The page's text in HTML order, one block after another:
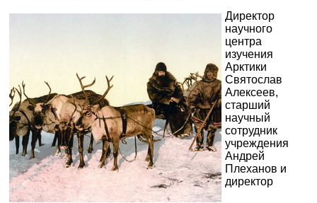
Директор
научного
центра
изучения
Арктики
Святослав
Алексеев,
старший
научный
сотрудник
учреждения
Андрей
Плеханов и
директор